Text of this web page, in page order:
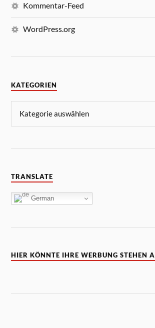
Kommentar-Feed
WordPress.org
KATEGORIEN
TRANSLATE
German
HIER KÖNNTE IHRE WERBUNG STEHEN A